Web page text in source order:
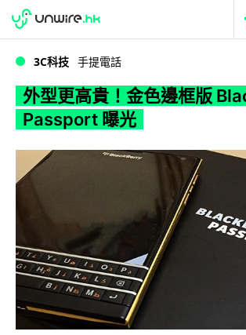
WWDC 2026
3C科技 手提電話
外型更高貴！金色邊框版
Passport 曝光